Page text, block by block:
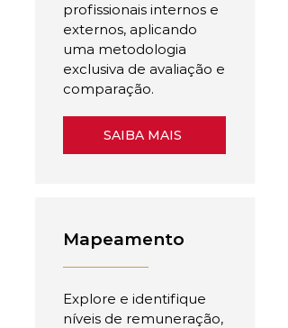
profissionais internos e
externos, aplicando
uma metodologia
exclusiva de avaliação e
comparação.
SAIBA MAIS
Mapeamento
Explore e identifique
níveis de remuneração,